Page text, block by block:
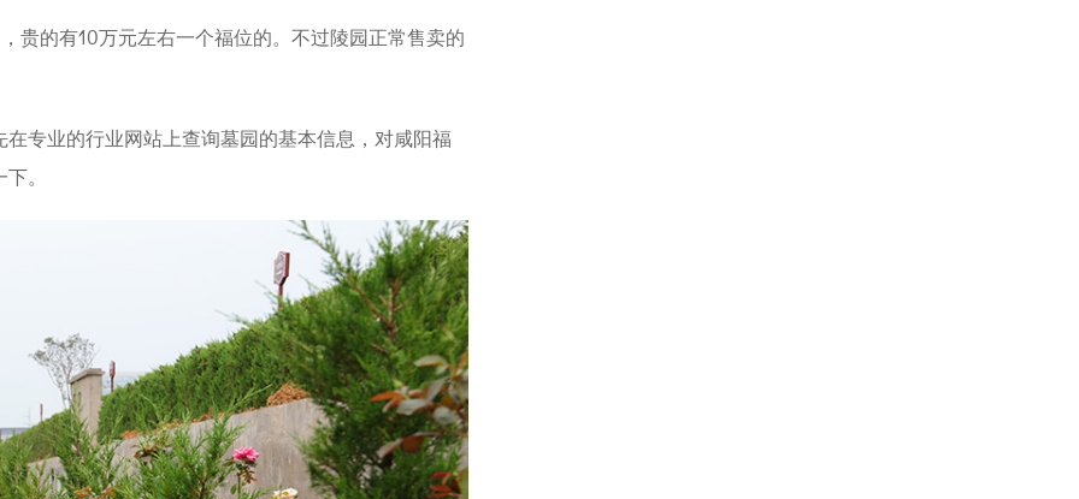
贵的有10万元左右一个福位的。不过陵园正常售卖的
专业的行业网站上查询墓园的基本信息，对咸阳福
。